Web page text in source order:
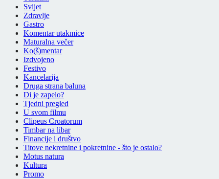
Svijet
Zdravlje
Gastro
Komentar utakmice
Maturalna večer
Ko(š)mentar
Izdvojeno
Festivo
Kancelarija
Druga strana baluna
Di je zapelo?
Tjedni pregled
U svom filmu
Clipeus Croatorum
Timbar na libar
Financije i društvo
Titove nekretnine i pokretnine - što je ostalo?
Motus natura
Kultura
Promo